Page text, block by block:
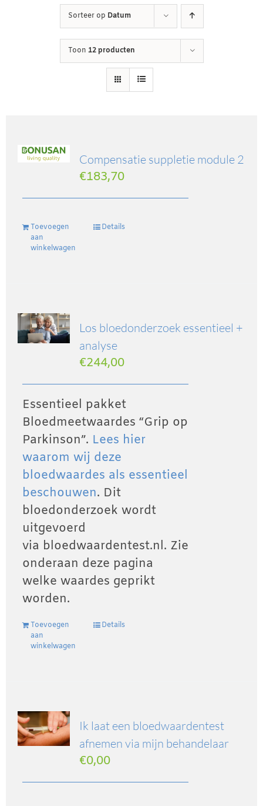
Sorteer op Datum
Toon 12 producten
Compensatie suppletie module 2
€183,70
Toevoegen
aan
winkelwagen
Details
Los bloedonderzoek essentieel +
analyse
€244,00
Essentieel pakket
Bloedmeetwaardes “Grip op
Parkinson”. Lees hier
waarom wij deze
bloedwaardes als essentieel
beschouwen. Dit
bloedonderzoek wordt
uitgevoerd
via bloedwaardentest.nl. Zie
onderaan deze pagina
welke waardes geprikt
worden.
Toevoegen
aan
winkelwagen
Details
Ik laat een bloedwaardentest
afnemen via mijn behandelaar
€0,00